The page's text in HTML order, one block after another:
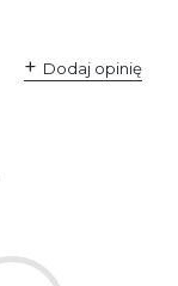
Dodaj opinię